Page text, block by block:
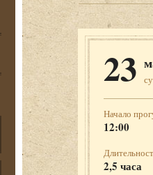
23
Начало
12:00
2,5 часа